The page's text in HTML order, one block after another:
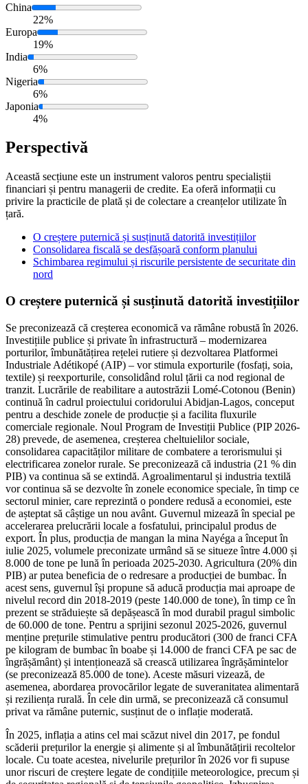
China
22%
Europa
19%
India
6%
Nigeria
6%
Japonia
4%
Perspectivă
Această secțiune este un instrument valoros pentru specialiștii
financiari și pentru managerii de credite. Ea oferă informații cu
privire la practicile de plată și de colectare a creanțelor utilizate în
țară.
O creștere puternică și susținută datorită investițiilor
Consolidarea fiscală se desfășoară conform planului
Schimbarea regimului și riscurile persistente de securitate din
nord
O creștere puternică și susținută datorită investițiilor
Se preconizează că creșterea economică va rămâne robustă în 2026.
Investițiile publice și private în infrastructură – modernizarea
porturilor, îmbunătățirea rețelei rutiere și dezvoltarea Platformei
Industriale Adétikopé (AIP) – vor stimula exporturile (fosfați, soia,
textile) și reexporturile, consolidând rolul țării ca nod regional de
tranzit. Lucrările de reabilitare a autostrăzii Lomé-Cotonou (Benin)
continuă în cadrul proiectului coridorului Abidjan-Lagos, conceput
pentru a deschide zonele de producție și a facilita fluxurile
comerciale regionale. Noul Program de Investiții Publice (PIP 2026-
28) prevede, de asemenea, creșterea cheltuielilor sociale,
consolidarea capacităților militare de combatere a terorismului și
electrificarea zonelor rurale. Se preconizează că industria (21 % din
PIB) va continua să se extindă. Agroalimentarul și industria textilă
vor continua să se dezvolte în zonele economice speciale, în timp ce
sectorul minier, care reprezintă o pondere redusă a economiei, este
de așteptat să câștige un nou avânt. Guvernul mizează în special pe
accelerarea prelucrării locale a fosfatului, principalul produs de
export. În plus, producția de mangan la mina Nayéga a început în
iulie 2025, volumele preconizate urmând să se situeze între 4.000 și
8.000 de tone pe lună în perioada 2025-2030. Agricultura (20% din
PIB) ar putea beneficia de o redresare a producției de bumbac. În
acest sens, guvernul își propune să aducă producția mai aproape de
nivelul record din 2018-2019 (peste 140.000 de tone), în timp ce în
prezent se străduiește să depășească în mod durabil pragul simbolic
de 60.000 de tone. Pentru a sprijini sezonul 2025-2026, guvernul
menține prețurile stimulative pentru producători (300 de franci CFA
pe kilogram de bumbac în boabe și 14.000 de franci CFA pe sac de
îngrășământ) și intenționează să crească utilizarea îngrășămintelor
(se preconizează 85.000 de tone). Aceste măsuri vizează, de
asemenea, abordarea provocărilor legate de suveranitatea alimentară
și reziliența rurală. În cele din urmă, se preconizează că consumul
privat va rămâne puternic, susținut de o inflație moderată.
În 2025, inflația a atins cel mai scăzut nivel din 2017, pe fondul
scăderii prețurilor la energie și alimente și al îmbunătățirii recoltelor
locale. Cu toate acestea, nivelurile prețurilor în 2026 vor fi supuse
unor riscuri de creștere legate de condițiile meteorologice, precum și